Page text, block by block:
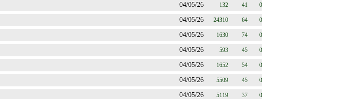
04/05/26 132 41 0
04/05/26 24310 64 0
04/05/26 1630 74 0
04/05/26 593 45 0
04/05/26 1652 54 0
04/05/26 5509 45 0
04/05/26 5119 37 0